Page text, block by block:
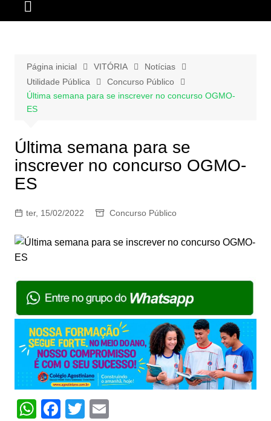
Página inicial VITÓRIA
Notícias
Utilidade Pública
Concurso Público
Última semana para se inscrever no concurso OGMO-
ES
Última semana para se
inscrever no concurso OGMO-
ES
ter, 15/02/2022 Concurso Público
W F T E